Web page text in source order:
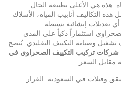
هذه هي الأغلى بطبيعة الحال.
هذه التكاليف أنابيب المياه، الأسلاك
أي تعديلات إنشائية بسيطة.
استثماراً ذكياً على المدى
تشغيل وصيانة التكييف التقليدي. يُنصح
شركات تركيب التكييف الصحراوي في
السعر.